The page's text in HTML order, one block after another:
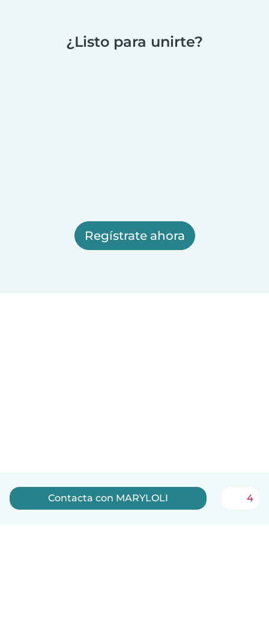
¿Listo para unirte?
Regístrate ahora
Contacta con MARYLOLI 4